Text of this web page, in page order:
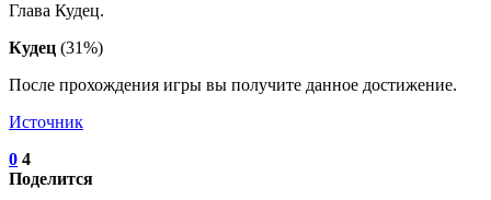
Глава Кудец.
Кудец (31%)
После прохождения игры вы получите данное достижение.
Источник
0 4
Поделится